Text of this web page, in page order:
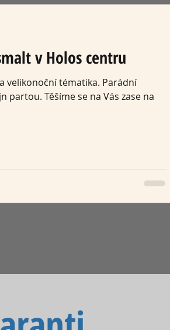
v Holos centru
velikonoční tématika. Parádní
partou. Těšíme se na Vás zase na